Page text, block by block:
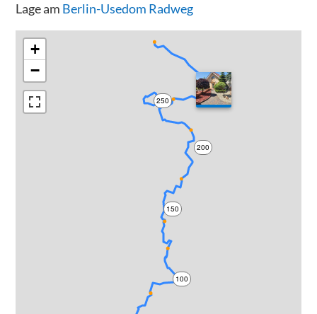
Lage am Berlin-Usedom Radweg
100
150
200
250
300
+
−